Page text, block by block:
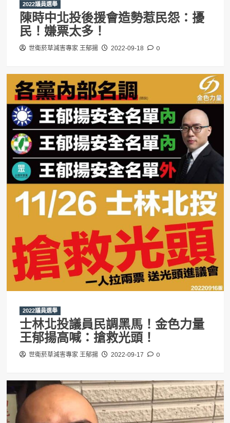
2022議員選舉
陳時中北投後援會造勢惹民怨：擾
民！嫌票太多！
世衛菸草減害專家 王郁揚 2022-09-18 0
2022議員選舉
士林北投議員民調黑馬！金色力量
王郁揚高喊：搶救光頭！
世衛菸草減害專家 王郁揚 2022-09-17 0